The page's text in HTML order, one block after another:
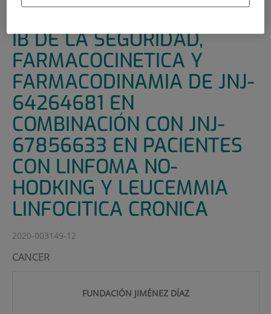
IB DE LA SEGURIDAD,
FARMACOCINETICA Y
FARMACODINAMIA DE JNJ-
64264681 EN
COMBINACIÓN CON JNJ-
67856633 EN PACIENTES
CON LINFOMA NO-
HODKING Y LEUCEMMIA
LINFOCITICA CRONICA
2020-003149-12
CANCER
FUNDACIÓN JIMÉNEZ DÍAZ